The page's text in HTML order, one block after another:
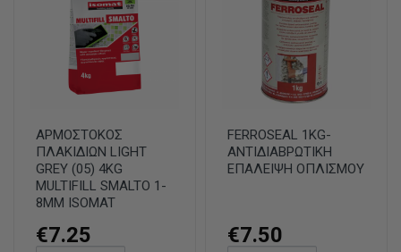
ΑΡΜΟΣΤΟΚΟΣ
ΠΛΑΚΙΔΙΩΝ LIGHT
GREY (05) 4KG
MULTIFILL SMALTO 1-
8MM ISOMAT
€7.25
FERROSEAL 1KG-
ΑΝΤΙΔΙΑΒΡΩΤΙΚΗ
ΕΠΑΛΕΙΨΗ ΟΠΛΙΣΜΟΥ
€7.50